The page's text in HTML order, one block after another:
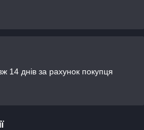
14 днів за рахунок покупця